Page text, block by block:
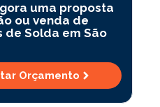
uma proposta
ou venda de
de Solda em São
Orçamento